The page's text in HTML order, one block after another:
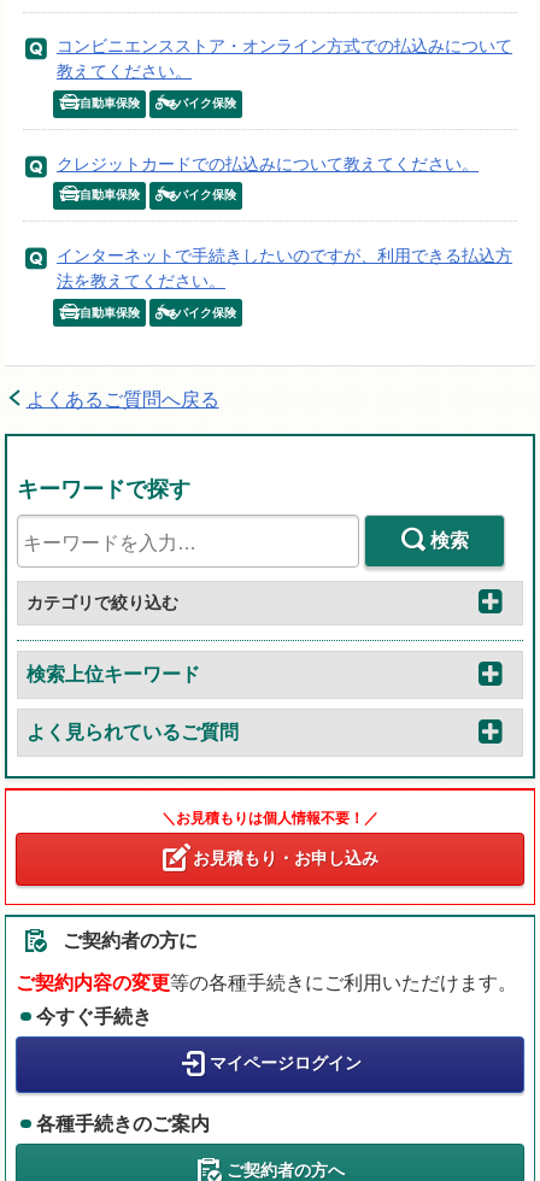
コンビニエンスストア・オンライン方式での払込みについて
教えてください。
自動車保険 バイク保険
クレジットカードでの払込みについて教えてください。
自動車保険 バイク保険
インターネットで手続きしたいのですが、利用できる払込方
法を教えてください。
自動車保険 バイク保険
よくあるご質問へ戻る
キーワードで探す
検索
カテゴリで絞り込む
検索上位キーワード
よく見られているご質問
＼お見積もりは個人情報不要！／
お見積もり・お申し込み
ご契約者の方に
ご契約内容の変更等の各種手続きにご利用いただけます。
今すぐ手続き
マイページログイン
各種手続きのご案内
ご契約者の方へ